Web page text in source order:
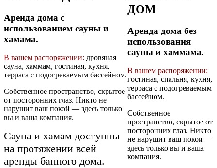
Аренда дома с
использованием сауны и
хамама.
В вашем распоряжении: дровяная
сауна, хаммам, гостиная, кухня,
терраса с подогреваемым бассейном.
Собственное пространство, скрытое
от посторонних глаз. Никто не
нарушит ваш покой — здесь только
вы и ваша компания.
Сауна и хамам доступны
на протяжении всей
аренды банного дома.
ДОМ
Аренда дома без
использования
сауны и хаммама.
В вашем распоряжении:
гостиная, спальня, кухня,
терраса с подогреваемым
бассейном.
Собственное
пространство, скрытое от
посторонних глаз. Никто
не нарушит ваш покой —
здесь только вы и ваша
компания.